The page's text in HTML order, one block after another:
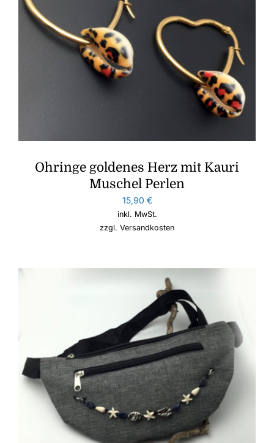
Ohringe goldenes Herz mit Kauri
Muschel Perlen
15,90 €
inkl. MwSt.
zzgl. Versandkosten